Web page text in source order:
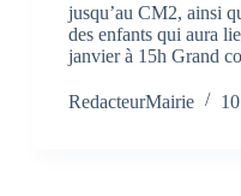
jusqu’au CM2, ainsi
des enfants qui aura
janvier à 15h Grand
RedacteurMairie